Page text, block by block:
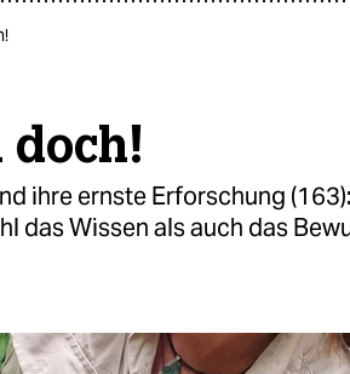
doch!
ihre ernste Erforschung
das Wissen als auch das